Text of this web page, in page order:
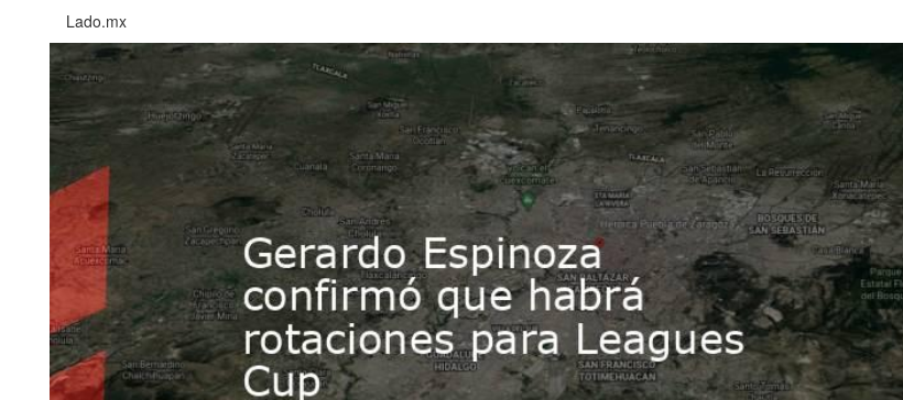
Lado.mx